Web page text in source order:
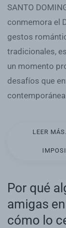
SANTO
conmemora el
gestos
tradicionales,
un momento
desafíos que
LEER
Por qué
amigas
cómo lo